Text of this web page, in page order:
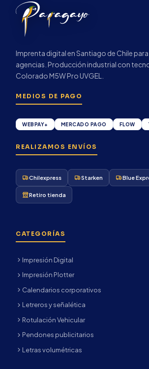
Imprenta digital en Santiago de Chile
agencias. Producción industrial con
Colorado M5W Pro UVGEL.
MEDIOS DE PAGO
WEBPAY+ MERCADO PAGO FLOW
REALIZAMOS ENVÍOS
Chilexpress Starken Blue
Retiro tienda
CATEGORÍAS
Impresión Digital
Impresión Plotter
Calendarios corporativos
Letreros y señalética
Rotulación Vehicular
Pendones publicitarios
Letras volumétricas